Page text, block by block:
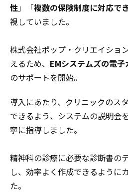
性」「複数の保険制度に対応で
視していました。
株式会社ポップ・クリエイショ
えるため、 EMシステムズの電子
のサポートを開始。
導入にあたり、クリニックのス
できるよう、システムの説明会
寧に指導しました。
精神科の診療に必要な診断書の
し、効率よく作成できるように
た。